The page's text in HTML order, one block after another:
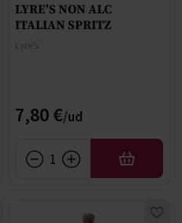
LYRE'S NON ALC
ITALIAN SPRITZ
Lyre's
7,80 €
AÑADIR